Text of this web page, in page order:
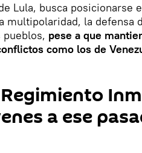
Lula, busca posicionarse
multipolaridad, la defensa
pese a que
como los de
a ese